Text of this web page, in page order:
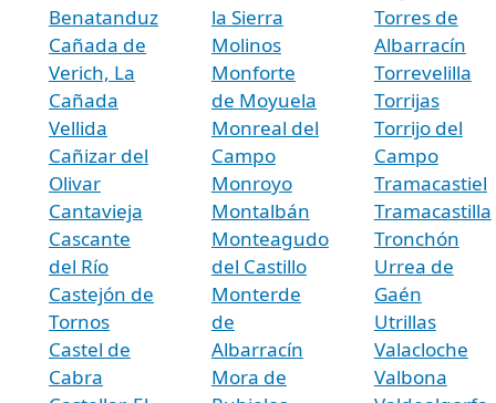
Benatanduz
Cañada de
Verich, La
Cañada
Vellida
Cañizar del
Olivar
Cantavieja
Cascante
del Río
Castejón de
Tornos
Castel de
Cabra
la Sierra
Molinos
Monforte
de Moyuela
Monreal del
Campo
Monroyo
Montalbán
Monteagudo
del Castillo
Monterde
de
Albarracín
Mora de
Torres de
Albarracín
Torrevelilla
Torrijas
Torrijo del
Campo
Tramacastiel
Tramacastilla
Tronchón
Urrea de
Gaén
Utrillas
Valacloche
Valbona